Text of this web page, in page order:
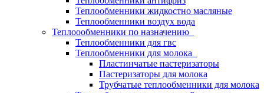
Теплообменники жидкостно масляные
Теплообменники воздух вода
Теплоообменники по назначению
Теплообменники для гвс
Теплообменники для молока
Пластинчатые пастеризаторы
Пастеризаторы для молока
Трубчатые теплообменники для молока